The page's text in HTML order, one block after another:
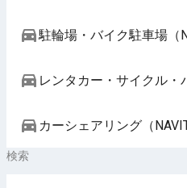
駐輪場・バイク駐車場（
レンタカー・サイクル・
カーシェアリング（
検索